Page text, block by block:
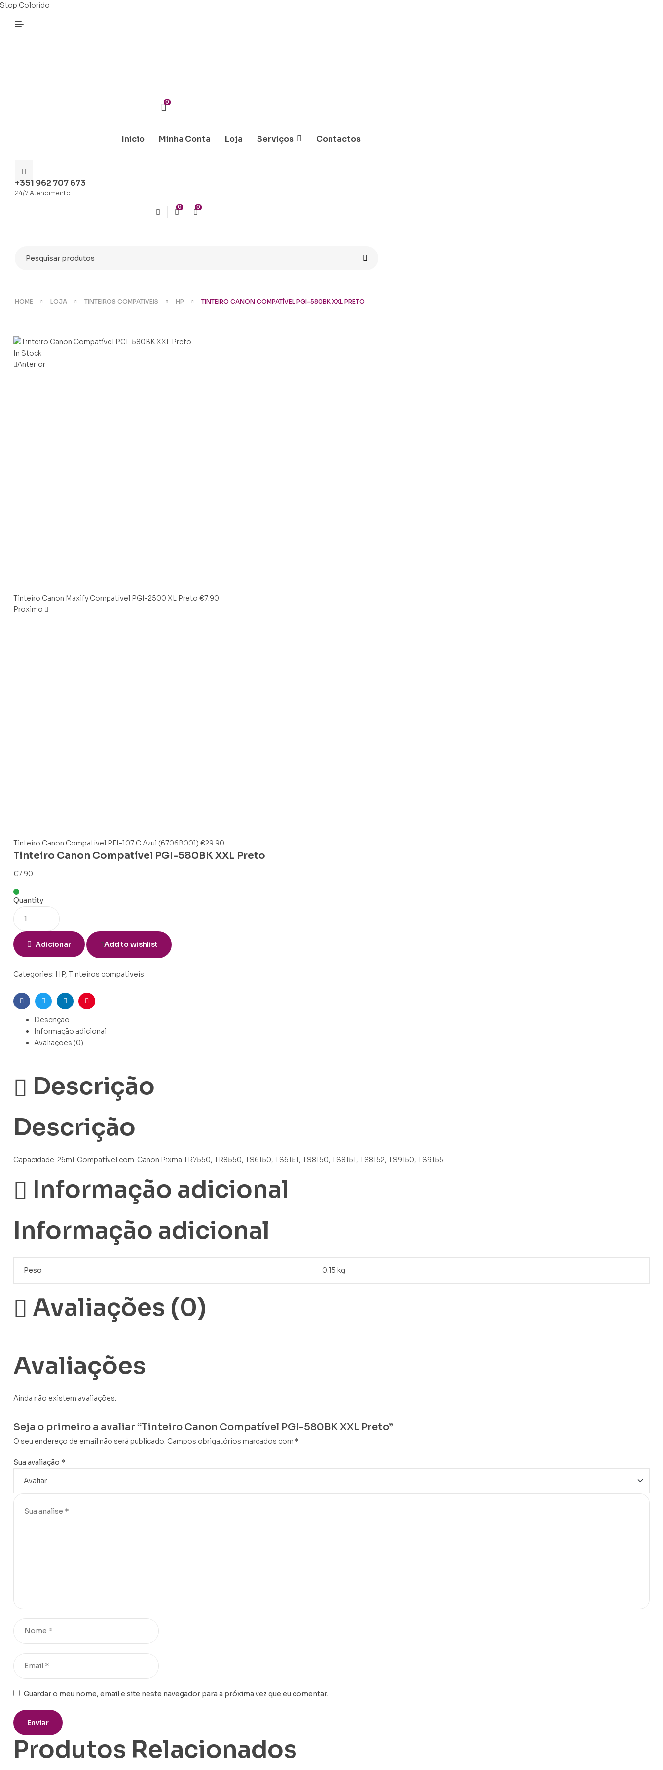
Stop Colorido
0
Inicio Minha Conta Loja Serviços Contactos
+351 962 707 673
24/7 Atendimento
0 0
for:
HOME LOJA TINTEIROS COMPATIVEIS HP TINTEIRO CANON COMPATÍVEL PGI-580BK XXL PRETO
Availability:
In Stock
Anterior
Tinteiro Canon Maxify Compatível PGI-2500 XL Preto €7.90
Proximo
Tinteiro Canon Compatível PFI-107 C Azul (6706B001) €29.90
Tinteiro Canon Compatível PGI-580BK XXL Preto
€7.90
Quantity
Adicionar Add to wishlist
Categories: HP, Tinteiros compativeis
FacebookTwitterLinkedinPinterest
Descrição
Informação adicional
Avaliações (0)
Descrição
Descrição
Capacidade: 26ml. Compatível com: Canon Pixma TR7550, TR8550, TS6150, TS6151, TS8150, TS8151, TS8152, TS9150, TS9155
Informação adicional
Informação adicional
Peso 0.15 kg
Avaliações (0)
Avaliações
Ainda não existem avaliações.
Seja o primeiro a avaliar “Tinteiro Canon Compatível PGI-580BK XXL Preto”
O seu endereço de email não será publicado. Campos obrigatórios marcados com *
Sua avaliação *
Guardar o meu nome, email e site neste navegador para a próxima vez que eu comentar.
Produtos Relacionados